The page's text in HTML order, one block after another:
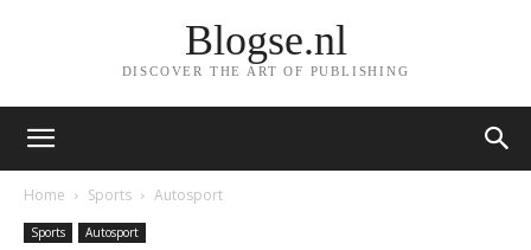
Blogse.nl
DISCOVER THE ART OF PUBLISHING
Home Sports Autosport
Sports Autosport